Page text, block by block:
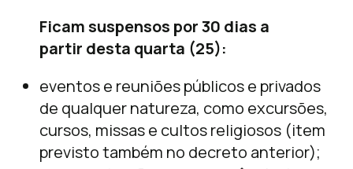
Ficam suspensos por 30 dias a
partir desta quarta (25):
eventos e reuniões públicos e privados
de qualquer natureza, como excursões,
cursos, missas e cultos religiosos (item
previsto também no decreto anterior);